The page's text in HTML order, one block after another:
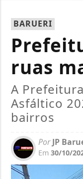
BARUERI
ruas
A
Asfáltico
bairros
PorJP
Em 30/10/